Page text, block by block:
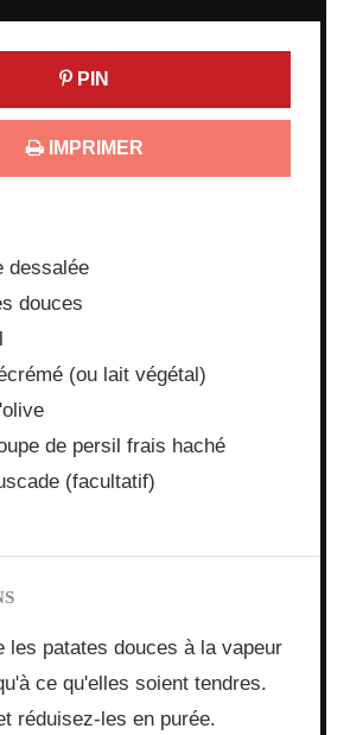
PIN
IMPRIMER
dessalée
douces
(ou lait végétal)
de persil frais haché
(facultatif)
les patates douces à la vapeur
ce qu'elles soient tendres.
réduisez-les en purée.